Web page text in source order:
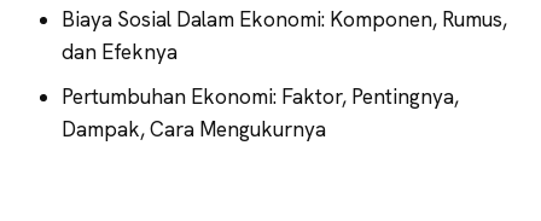
Biaya Sosial Dalam Ekonomi: Komponen, Rumus,
dan Efeknya
Pertumbuhan Ekonomi: Faktor, Pentingnya,
Dampak, Cara Mengukurnya